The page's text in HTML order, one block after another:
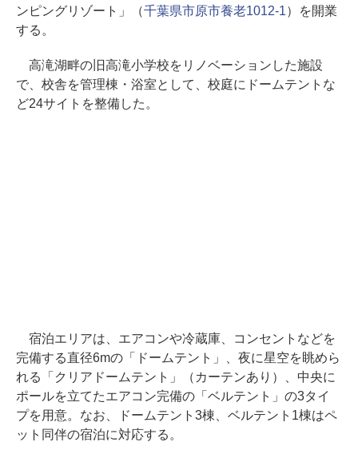
ンピングリゾート」（千葉県市原市養老1012-1）を開業
する。
高滝湖畔の旧高滝小学校をリノベーションした施設
で、校舎を管理棟・浴室として、校庭にドームテントな
ど24サイトを整備した。
宿泊エリアは、エアコンや冷蔵庫、コンセントなどを
完備する直径6mの「ドームテント」、夜に星空を眺めら
れる「クリアドームテント」（カーテンあり）、中央に
ポールを立てたエアコン完備の「ベルテント」の3タイ
プを用意。なお、ドームテント3棟、ベルテント1棟はペ
ット同伴の宿泊に対応する。